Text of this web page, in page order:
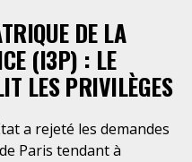
DE LA
(I3P) : LE
LES PRIVILÈGES
a rejeté les demandes
Paris tendant à